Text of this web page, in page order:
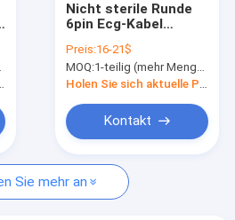
Sensor Spo2
Preis
Nicht sterile Runde
6pin Ecg-Kabel
MB gerades
Preis:16-21$
MOQ:1-teilig (mehr Menge mit besserem Rabatt)
Holen Sie sich aktuelle Preis
Kontakt
Sie mehr an